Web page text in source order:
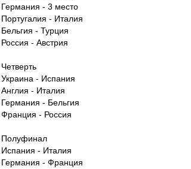
Германия - 3 место
Португалия - Италия
Бельгия - Турция
Россия - Австрия
Четверть
Украина - Испания
Англия - Италия
Германия - Бельгия
Франция - Россия
Полуфинал
Испания - Италия
Германия - Франция